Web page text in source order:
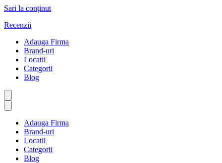
Sari la conținut
Recenzii
Adauga Firma
Brand-uri
Locatii
Categorii
Blog
Adauga Firma
Brand-uri
Locatii
Categorii
Blog